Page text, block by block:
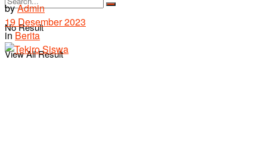
No Result
View All Result
byAdmin
19 Desember 2023
in Berita